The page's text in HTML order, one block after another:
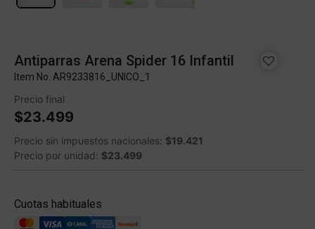
Antiparras Arena Spider 16 Infantil
Item No. AR9233816_UNICO_1
Precio final
$23.499
Precio sin impuestos nacionales: $19.421
Precio por unidad: $23.499
Cuotas habituales